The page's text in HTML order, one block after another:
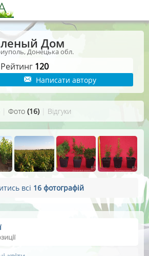
Дом
Донецька обл.
Рейтинг 120
Написати автору
| Фото (16)| Відгуки
всі 16 фотографій